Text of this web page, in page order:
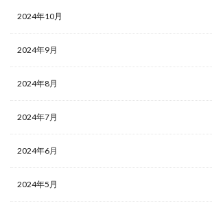
2024年10月
2024年9月
2024年8月
2024年7月
2024年6月
2024年5月